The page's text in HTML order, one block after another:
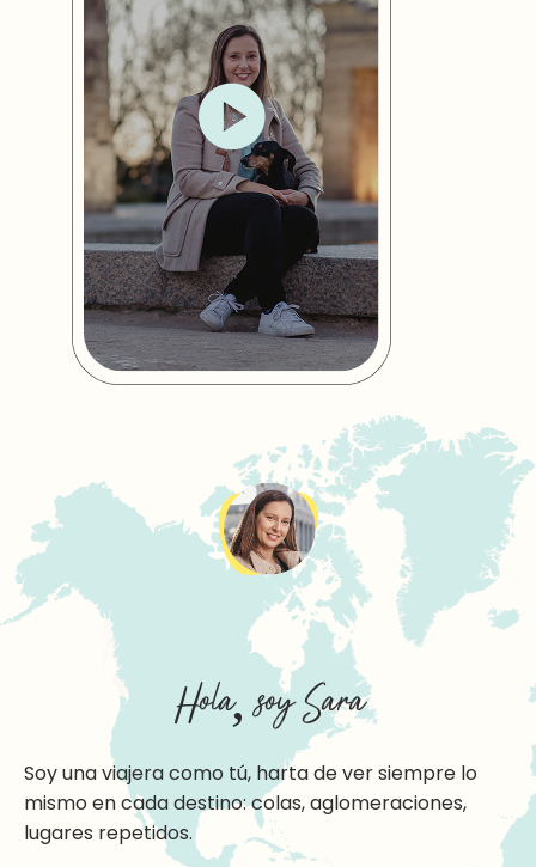
Hola, soy Sara
Soy una viajera como tú, harta de ver siempre lo
mismo en cada destino: colas, aglomeraciones,
lugares repetidos.